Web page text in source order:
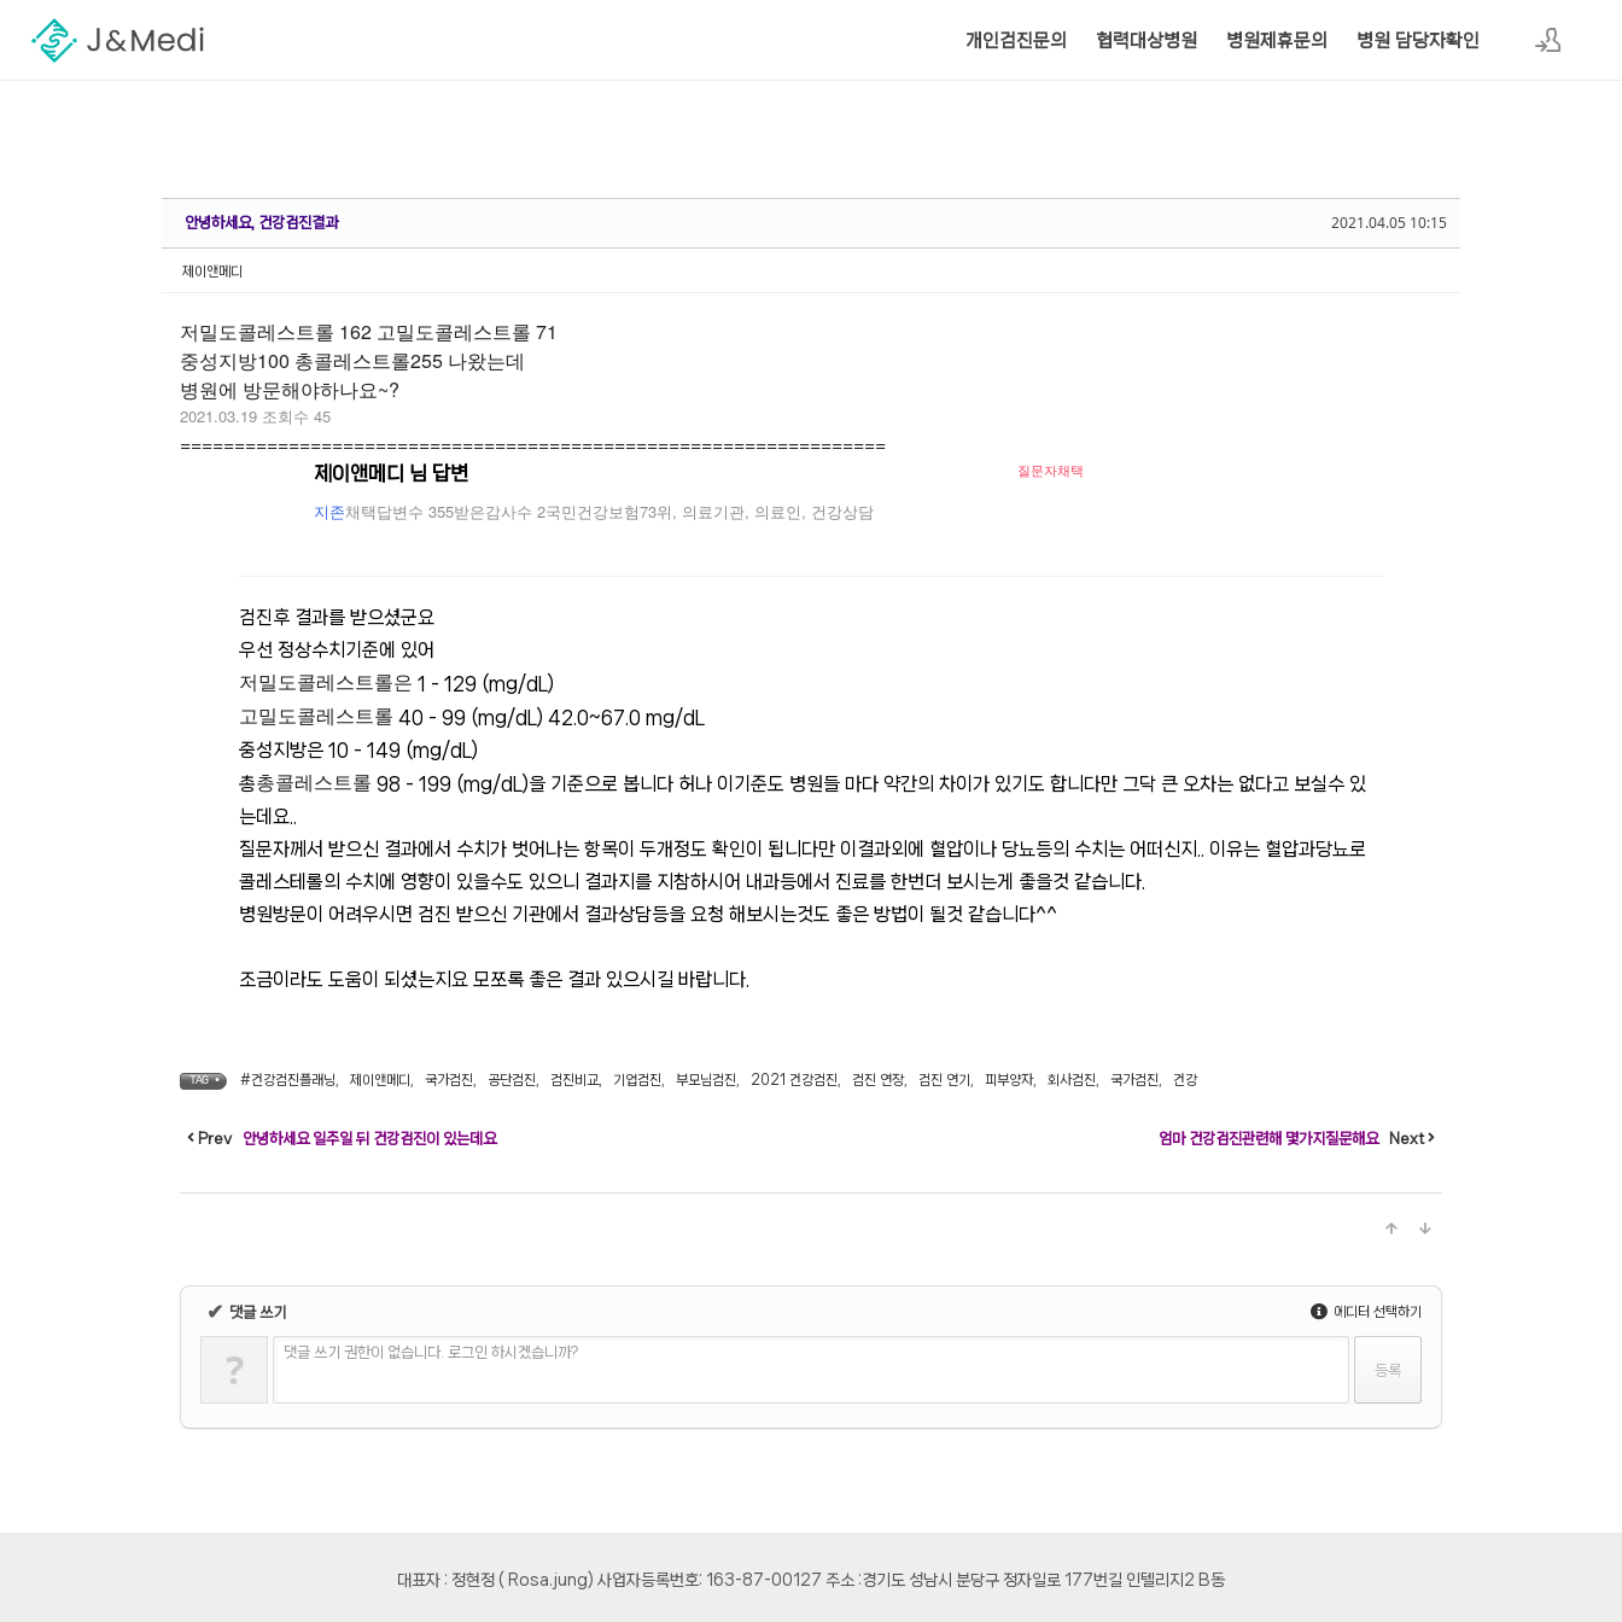
개인검진문의 협력대상병원 병원제휴문의 병원 담당자확인
2021.04.05 10:15
안녕하세요, 건강검진결과
제이앤메디
저밀도콜레스트롤 162 고밀도콜레스트롤 71
중성지방100 총콜레스트롤255 나왔는데
병원에 방문해야하나요~?
2021.03.19 조회수 45
=================================================================
제이앤메디 님 답변
지존채택답변수 355받은감사수 2국민건강보험73위, 의료기관, 의료인, 건강상담
질문자채택
검진후 결과를 받으셨군요
우선 정상수치기준에 있어
저밀도콜레스트롤은 1 - 129 (mg/dL)
고밀도콜레스트롤 40 - 99 (mg/dL) 42.0~67.0 mg/dL
중성지방은 10 - 149 (mg/dL)
총총콜레스트롤 98 - 199 (mg/dL)을 기준으로 봅니다 허나 이기준도 병원들 마다 약간의 차이가 있기도 합니다만 그닥 큰 오차는 없다고 보실수 있
는데요..
질문자께서 받으신 결과에서 수치가 벗어나는 항목이 두개정도 확인이 됩니다만 이결과외에 혈압이나 당뇨등의 수치는 어떠신지.. 이유는 혈압과당뇨로
콜레스테롤의 수치에 영향이 있을수도 있으니 결과지를 지참하시어 내과등에서 진료를 한번더 보시는게 좋을것 같습니다.
병원방문이 어려우시면 검진 받으신 기관에서 결과상담등을 요청 해보시는것도 좋은 방법이 될것 같습니다^^
조금이라도 도움이 되셨는지요 모쪼록 좋은 결과 있으시길 바랍니다.
TAG • #건강검진플래닝 제이앤메디 국가검진 공단검진 검진비교 기업검진 부모님검진 2021 건강검진 검진 연장, 검진 연기 피부양자, 회사검진 국가검진 건강
Prev 안녕하세요 일주일 뒤 건강검진이 있는데요 엄마 건강검진관련해 몇가지질문해요 Next
✔ 댓글 쓰기 에디터 선택하기
? 댓글 쓰기 권한이 없습니다. 로그인 하시겠습니까?
대표자 : 정현정 ( Rosa.jung) 사업자등록번호: 163-87-00127 주소 :경기도 성남시 분당구 정자일로 177번길 인텔리지2 B동